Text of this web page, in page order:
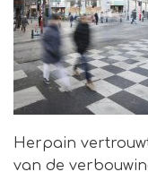
Herpain
van de